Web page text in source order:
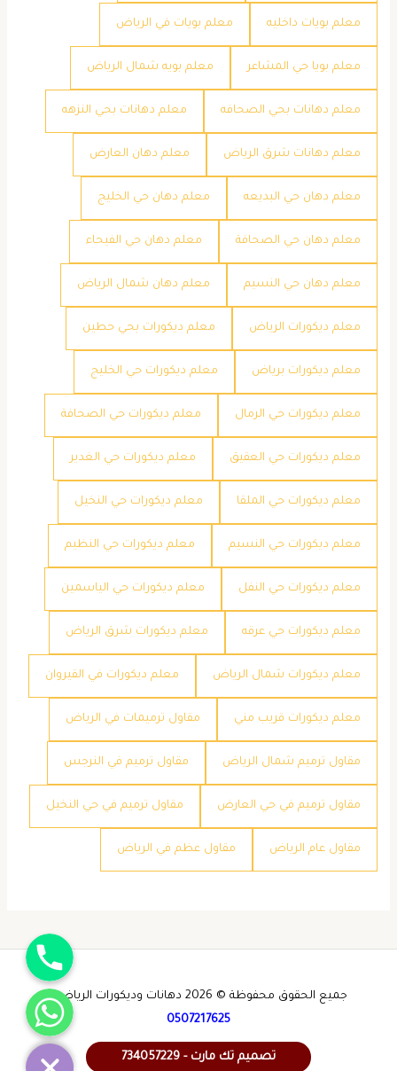
معلم بويات داخليه معلم بويات في الرياض
معلم بويا حي المشاعر معلم بويه شمال الرياض
معلم دهانات بحي الصحافه معلم دهانات بحي النزهه
معلم دهانات شرق الرياض معلم دهان العارض
معلم دهان حي البديعه معلم دهان حي الخليج
معلم دهان حي الصحافة معلم دهان حي الفيحاء
معلم دهان حي النسيم معلم دهان شمال الرياض
معلم ديكورات الرياض معلم ديكورات بحي حطين
معلم ديكورات برياض معلم ديكورات حي الخليج
معلم ديكورات حي الرمال معلم ديكورات حي الصحافة
معلم ديكورات حي العقيق معلم ديكورات حي الغدير
معلم ديكورات حي الملقا معلم ديكورات حي النخيل
معلم ديكورات حي النسيم معلم ديكورات حي النظيم
معلم ديكورات حي النفل معلم ديكورات حي الياسمين
معلم ديكورات حي عرقه معلم ديكورات شرق الرياض
معلم ديكورات شمال الرياض معلم ديكورات في القيروان
معلم ديكورات قريب مني مقاول ترميمات في الرياض
مقاول ترميم شمال الرياض مقاول ترميم في النرجس
مقاول ترميم في حي العارض مقاول ترميم في حي النخيل
مقاول عام الرياض مقاول عظم في الرياض
جميع الحقوق محفوظة © 2026 دهانات وديكورات الرياض -
0507217625
تصميم تك مارت - 734057229
جوال
واتساب